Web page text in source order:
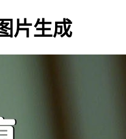
片生成